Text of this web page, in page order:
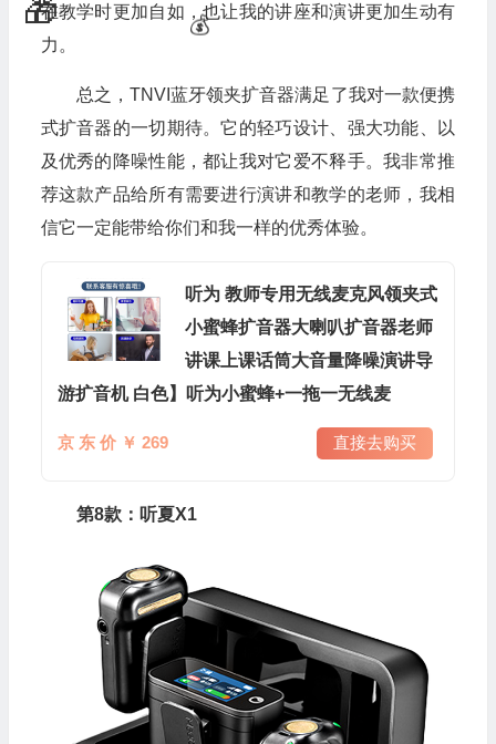
在教学时更加自如，也让我的讲座和演讲更加生动有
力。
总之，TNVI蓝牙领夹扩音器满足了我对一款便携
式扩音器的一切期待。它的轻巧设计、强大功能、以
及优秀的降噪性能，都让我对它爱不释手。我非常推
荐这款产品给所有需要进行演讲和教学的老师，我相
信它一定能带给你们和我一样的优秀体验。
听为 教师专用无线麦克风领夹式
小蜜蜂扩音器大喇叭扩音器老师
讲课上课话筒大音量降噪演讲导
游扩音机 白色】听为小蜜蜂+一拖一无线麦
京 东 价 ￥ 269 直接去购买
第8款：听夏X1